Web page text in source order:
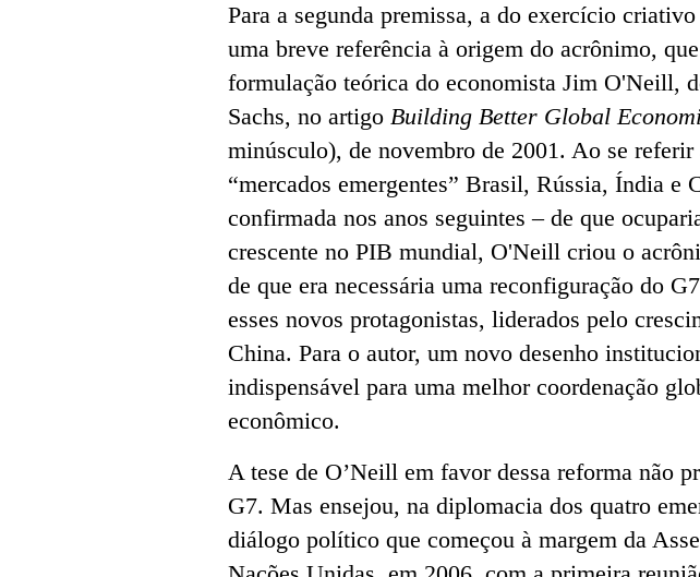
Para a segunda premissa, a do exercício
uma breve referência à origem do acrônimo,
formulação teórica do economista Jim O'Neill,
Sachs, no artigo Building Better Global
minúsculo), de novembro de 2001. Ao se referir
“mercados emergentes” Brasil, Rússia, Índia e
confirmada nos anos seguintes – de que
crescente no PIB mundial, O'Neill criou o
de que era necessária uma reconfiguração do
esses novos protagonistas, liderados pelo
China. Para o autor, um novo desenho
indispensável para uma melhor coordenação
econômico.
A tese de O’Neill em favor dessa reforma não
G7. Mas ensejou, na diplomacia dos quatro
diálogo político que começou à margem da